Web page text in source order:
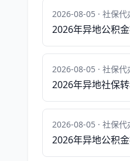
2026-08-05 · 社保代
2026年异地公积
2026-08-05 · 社保代
2026年异地社保
2026-08-05 · 社保代
2026年异地公积